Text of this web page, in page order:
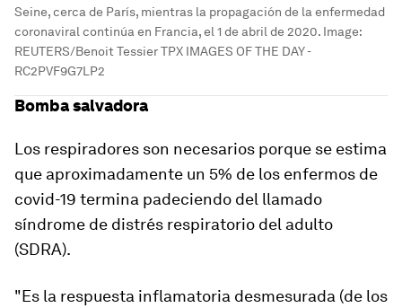
Seine, cerca de París, mientras la propagación de la enfermedad
coronaviral continúa en Francia, el 1 de abril de 2020. Image:
REUTERS/Benoit Tessier TPX IMAGES OF THE DAY -
RC2PVF9G7LP2
Bomba salvadora
Los respiradores son necesarios porque se estima
que aproximadamente un 5% de los enfermos de
covid-19 termina padeciendo del llamado
síndrome de distrés respiratorio del adulto
(SDRA).
"Es la respuesta inflamatoria desmesurada (de los